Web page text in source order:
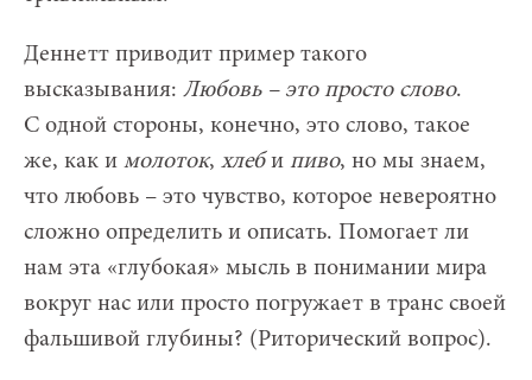
Деннетт приводит пример такого
высказывания: Любовь – это просто слово.
С одной стороны, конечно, это слово, такое
же, как и молоток, хлеби пиво, но мы знаем,
что любовь – это чувство, которое невероятно
сложно определить и описать. Помогает ли
нам эта «глубокая» мысль в понимании мира
вокруг нас или просто погружает в транс своей
фальшивой глубины? (Риторический вопрос).